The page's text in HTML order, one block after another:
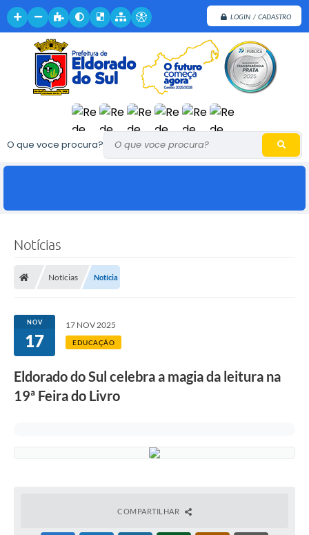
LOGIN / CADASTRO
O que voce procura?
Notícias
Notícias Notícia
NOV
17
17 NOV 2025
EDUCAÇÃO
Eldorado do Sul celebra a magia da leitura na
19ª Feira do Livro
COMPARTILHAR